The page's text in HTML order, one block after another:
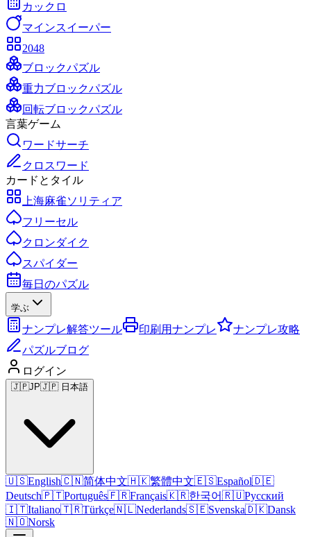
カックロ
マインスイーパー
2048
ブロックパズル
重力ブロックパズル
回転ブロックパズル
言葉ゲーム
ワードサーチ
クロスワード
カードとタイル
上海麻雀ソリティア
フリーセル
クロンダイク
スパイダー
毎日のパズル
学ぶ
ナンプレ解答ツール 印刷用ナンプレ
ナンプレ攻略
パズルブログ
ログイン
🇯🇵JP🇯🇵 日本語
🇺🇸English🇨🇳简体中文🇭🇰繁體中文🇪🇸Español🇩🇪
Deutsch🇵🇹Português🇫🇷Français🇰🇷한국어🇷🇺Русский
🇮🇹Italiano🇹🇷Türkçe🇳🇱Nederlands🇸🇪Svenska🇩🇰Dansk
🇳🇴Norsk